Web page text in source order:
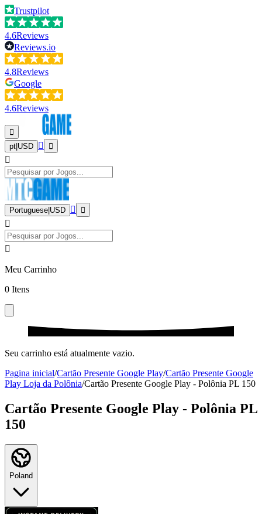
Trustpilot
4.6Reviews
Reviews.io
4.8Reviews
Google
4.6Reviews
pt USD
Portuguese USD
Meu Carrinho
0 Itens
Seu carrinho está atualmente vazio.
Pagina inicial/Cartão Presente Google Play/Cartão Presente Google
Play Loja da Polônia/Cartão Presente Google Play - Polônia PL 150
Cartão Presente Google Play - Polônia PL
150
Poland